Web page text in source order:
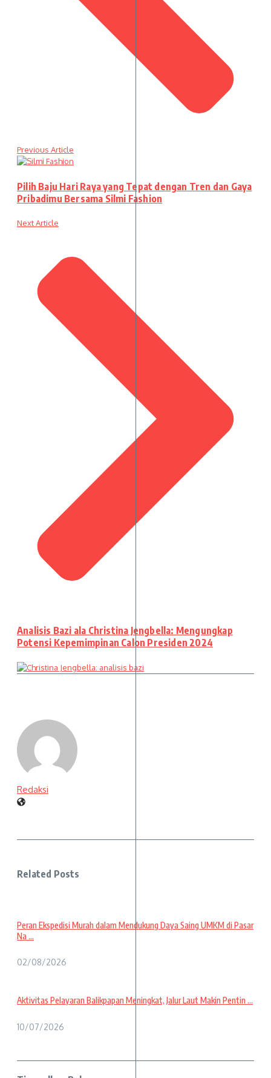
Previous Article
Pilih Baju Hari Raya yang Tepat dengan Tren dan Gaya
Pribadimu Bersama Silmi Fashion
Next Article
Analisis Bazi ala Christina Jengbella: Mengungkap
Potensi Kepemimpinan Calon Presiden 2024
Redaksi
Related Posts
Peran Ekspedisi Murah dalam Mendukung Daya Saing UMKM di Pasar
Na ...
02/08/2026
Aktivitas Pelayaran Balikpapan Meningkat, Jalur Laut Makin Pentin ...
10/07/2026